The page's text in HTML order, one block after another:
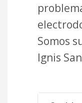
Somos
Ignis